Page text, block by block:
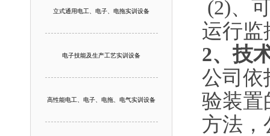
立式通用电工、电子、电拖实训设备
电子技能及生产工艺实训设备
高性能电工、电子、电拖、电气实训设备
(2)、
运行监
2、技
公司依
验装置
方法，